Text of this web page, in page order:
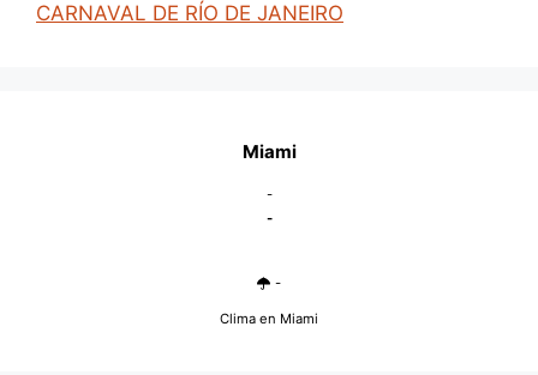
CARNAVAL DE RÍO DE JANEIRO
Miami
-
-
-
Clima en Miami